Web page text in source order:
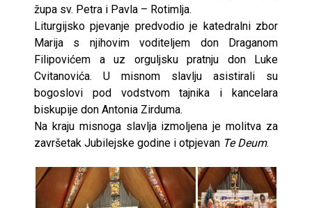
župa sv. Petra i Pavla – Rotimlja.
Liturgijsko pjevanje predvodio je katedralni zbor
Marija s njihovim voditeljem don Draganom
Filipovićem a uz orguljsku pratnju don Luke
Cvitanovića. U misnom slavlju asistirali su
bogoslovi pod vodstvom tajnika i kancelara
biskupije don Antonia Zirduma.
Na kraju misnoga slavlja izmoljena je molitva za
završetak Jubilejske godine i otpjevan Te Deum.